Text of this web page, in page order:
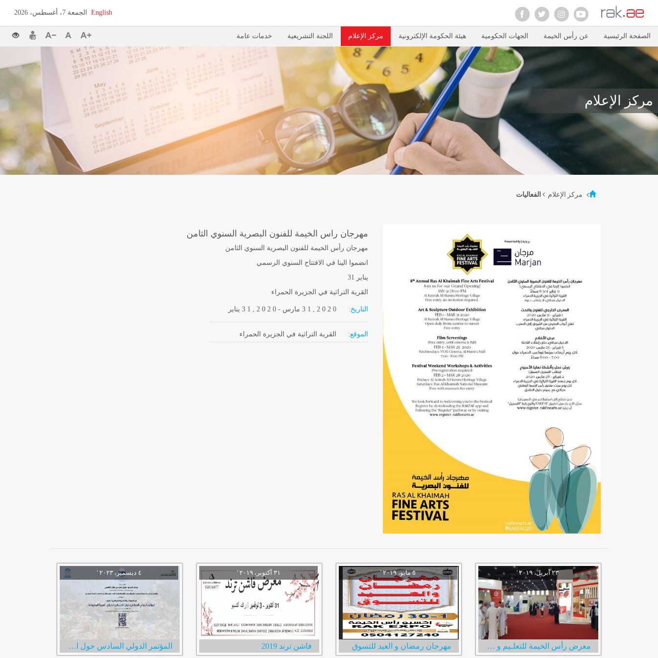
English الجمعة 7، أغسطس، 2026
الصفحة الرئيسية عن رأس الخيمة الجهات الحكومية هيئة الحكومة الإلكترونية مركز الإعلام اللجنة التشريعية خدمات عامة
مركز الإعلام
مركز الإعلام الفعاليات
مهرجان راس الخيمة للفنون البصرية السنوي الثامن
مهرجان رأس الخيمة للفنون البصرية السنوي الثامن
انضموا الينا في الافتتاح السنوي الرسمي
يناير 31
القرية التراثية في الجزيرة الحمراء
التاريخ: يناير3 1 , 2 0 2 0 - مارس 3 1 , 2 0 2 0
الموقع: القرية التراثية في الجزيرة الحمراء
المؤتمر الدولي السادس حول الاحتباس الحراري: أهمية المحيطات فاشن ترند 2019
‏٥ مايو، ٢٠١٩‏ ‏'‏
مهرجان رمضان و العيد للتسوق
‏٢٣ أبريل، ٢٠١٩‏ ‏'‏
معرض رأس الخيمة للتعلـيم و التدريب و التوظيف